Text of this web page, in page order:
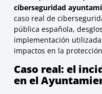
ciberseguridad
caso real de
pública española,
implementación
impactos en la
Caso real: el
en el